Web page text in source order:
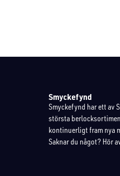
Smyckefynd
Smyckefynd har ett av
största
kontinuerligt fram nya
Saknar du något? Hör